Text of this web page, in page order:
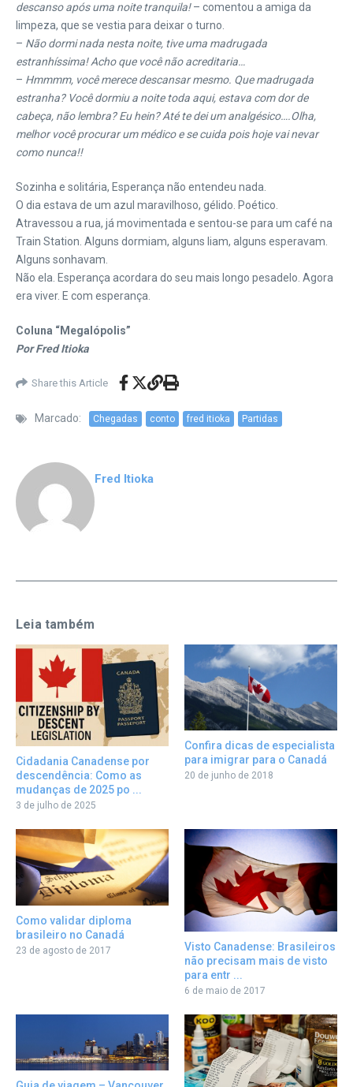
descanso após uma noite tranquila!– comentou a amiga da
limpeza, que se vestia para deixar o turno.
– Não dormi nada nesta noite, tive uma madrugada
estranhíssima! Acho que você não acreditaria…
– Hmmmm, você merece descansar mesmo. Que madrugada
estranha? Você dormiu a noite toda aqui, estava com dor de
cabeça, não lembra? Eu hein? Até te dei um analgésico….Olha,
melhor você procurar um médico e se cuida pois hoje vai nevar
como nunca!!
Sozinha e solitária, Esperança não entendeu nada.
O dia estava de um azul maravilhoso, gélido. Poético.
Atravessou a rua, já movimentada e sentou-se para um café na
Train Station. Alguns dormiam, alguns liam, alguns esperavam.
Alguns sonhavam.
Não ela. Esperança acordara do seu mais longo pesadelo. Agora
era viver. E com esperança.
Coluna “Megalópolis”
Por Fred Itioka
Share this Article
Marcado: Chegadas conto fred itioka Partidas
Fred Itioka
Leia também
Cidadania Canadense por
descendência: Como as
mudanças de 2025 po ...
3 de julho de 2025
Confira dicas de especialista
para imigrar para o Canadá
20 de junho de 2018
Como validar diploma
brasileiro no Canadá
23 de agosto de 2017
Visto Canadense: Brasileiros
não precisam mais de visto
para entr ...
6 de maio de 2017